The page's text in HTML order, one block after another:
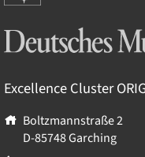
Excellence Cluster
Boltzmannstraße 2
D-85748Garching